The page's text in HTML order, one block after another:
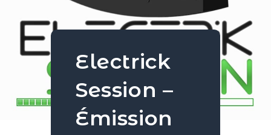
Electrick
Session –
Émission